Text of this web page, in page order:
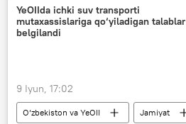
Dmitriy Peskov
Ukraina
Rossiya
YeOIIda ichki suv transporti
mutaxassislariga qo‘yiladigan talablar
belgilandi
9 Iyun, 17:02
O‘zbekiston va YeOII
Jamiyat